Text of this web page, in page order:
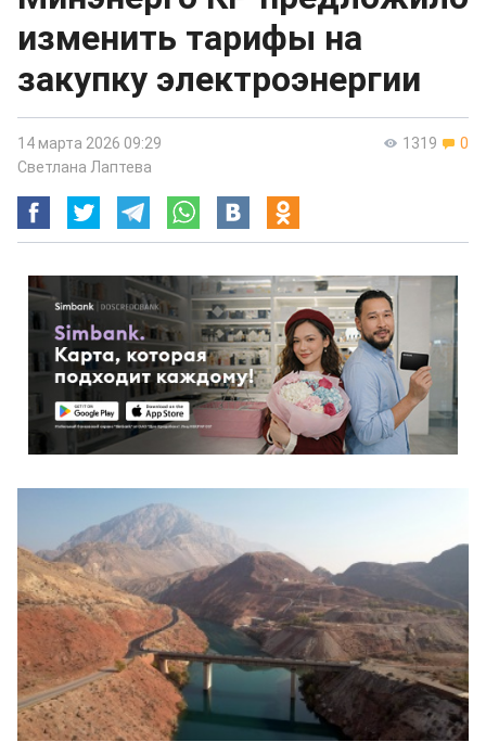
изменить тарифы на
закупку электроэнергии
1319 0
14 марта 2026 09:29
Светлана Лаптева